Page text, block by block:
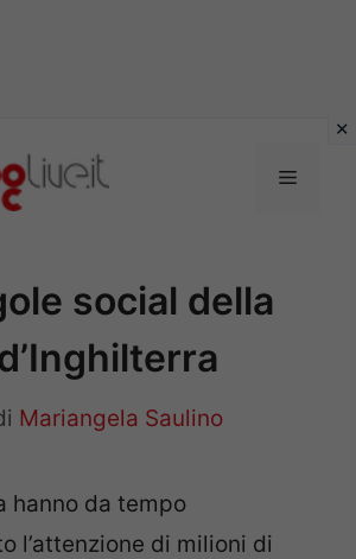
Menu
social della
Mariangela Saulino
hanno da tempo
l’attenzione di milioni di